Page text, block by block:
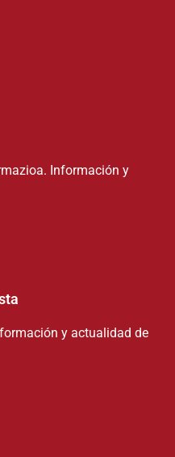
Información y
y actualidad de